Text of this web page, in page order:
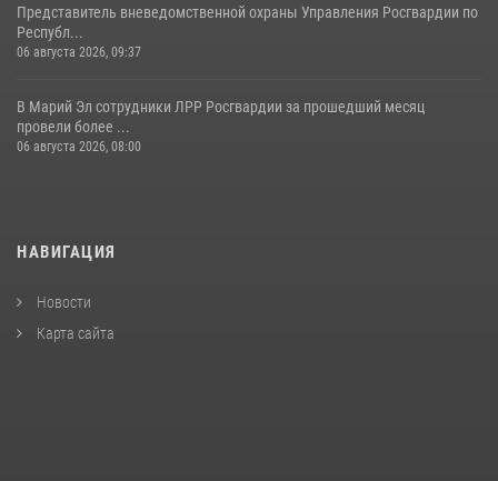
Представитель вневедомственной охраны Управления Росгвардии по
Республ...
06 августа 2026, 09:37
В Марий Эл сотрудники ЛРР Росгвардии за прошедший месяц
провели более ...
06 августа 2026, 08:00
НАВИГАЦИЯ
Новости
Карта сайта